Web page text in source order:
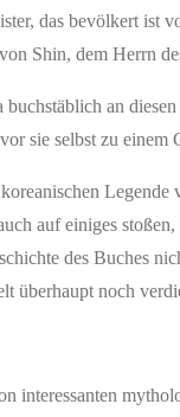
das bevölkert ist
Shin, dem Herrn
an
sie selbst zu einem
auf einiges
des Buches
überhaupt noch
interessanten